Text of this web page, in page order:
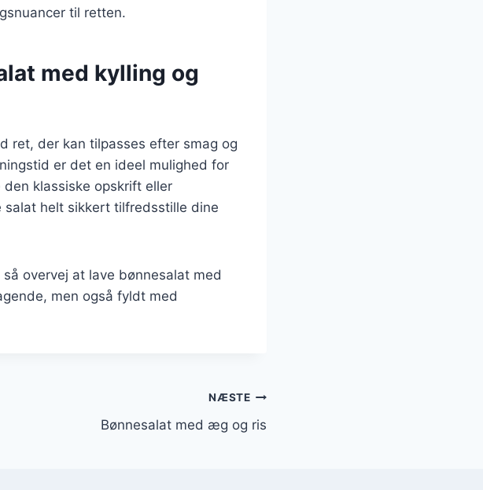
til retten.
med kylling og
ret, der kan tilpasses efter smag og
er det en ideel mulighed for
klassiske opskrift eller
salat helt sikkert tilfredsstille dine
overvej at lave bønnesalat med
men også fyldt med
NÆSTE
Bønnesalat med æg og ris